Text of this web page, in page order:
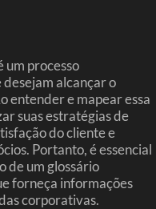
um processo
alcançar o
entender e mapear essa
suas estratégias de
do cliente e
Portanto, é essencial
de um glossário
forneça informações
corporativas.